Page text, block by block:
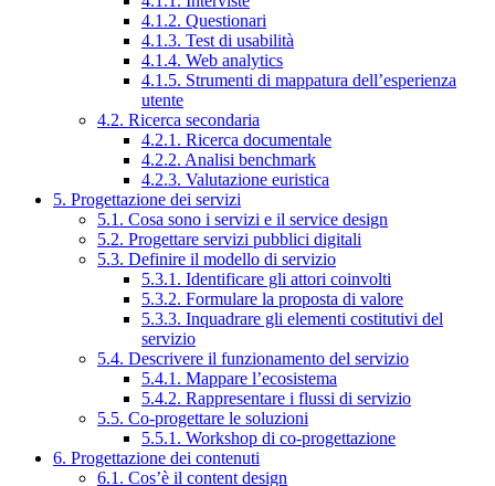
4.1.2. Questionari
4.1.3. Test di usabilità
4.1.4. Web analytics
4.1.5. Strumenti di mappatura dell’esperienza
utente
4.2. Ricerca secondaria
4.2.1. Ricerca documentale
4.2.2. Analisi benchmark
4.2.3. Valutazione euristica
5. Progettazione dei servizi
5.1. Cosa sono i servizi e il service design
5.2. Progettare servizi pubblici digitali
5.3. Definire il modello di servizio
5.3.1. Identificare gli attori coinvolti
5.3.2. Formulare la proposta di valore
5.3.3. Inquadrare gli elementi costitutivi del
servizio
5.4. Descrivere il funzionamento del servizio
5.4.1. Mappare l’ecosistema
5.4.2. Rappresentare i flussi di servizio
5.5. Co-progettare le soluzioni
5.5.1. Workshop di co-progettazione
6. Progettazione dei contenuti
6.1. Cos’è il content design